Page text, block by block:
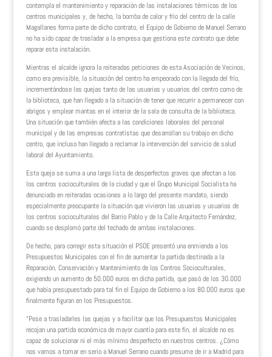
contempla el mantenimiento y reparación de las instalaciones térmicas de los
centros municipales y, de hecho, la bomba de calor y frío del centro de la calle
Magallanes forma parte de dicho contrato, el Equipo de Gobierno de Manuel Serrano
no ha sido capaz de trasladar a la empresa que gestiona este contrato que debe
reparar esta instalación.
Mientras el alcalde ignora la reiteradas peticiones de esta Asociación de Vecinos,
como era previsible, la situación del centro ha empeorado con la llegada del frío,
incrementándose las quejas tanto de las usuarias y usuarios del centro como de
la biblioteca, que han llegado a la situación de tener que recurrir a permanecer con
abrigos y emplear mantas en el interior de la sala de consulta de la biblioteca.
Una situación que también afecta a las condiciones laborales del personal
municipal y de las empresas contratistas que desarrollan su trabajo en dicho
centro, que incluso han llegado a reclamar la intervención del servicio de salud
laboral del Ayuntamiento.
Esta queja se suma a una larga lista de desperfectos graves que afectan a los
los centros socioculturales de la ciudad y que el Grupo Municipal Socialista ha
denunciado en reiteradas ocasiones a lo largo del presente mandato, siendo
especialmente preocupante la situación que vivieron las usuarias y usuarios de
los centros socioculturales del Barrio Pablo y de la Calle Arquitecto Fernández,
cuando se desplomó parte del techado de ambas instalaciones.
De hecho, para corregir esta situación el PSOE presentó una enmienda a los
Presupuestos Municipales con el fin de aumentar la partida destinada a la
Reparación, Conservación y Mantenimiento de los Centros Socioculturales,
exigiendo un aumento de 50.000 euros en dicha partida, que pasó de los 30.000
que había presupuestado para tal fin el Equipo de Gobierno a los 80.000 euros que
finalmente figuran en los Presupuestos.
“Pese a trasladarles las quejas y a facilitar que los Presupuestos Municipales
recojan una partida económica de mayor cuantía para este fin, el alcalde no es
capaz de solucionar ni el más mínimo desperfecto en nuestros centros. ¿Cómo
nos vamos a tomar en serio a Manuel Serrano cuando presume de ir a Madrid para